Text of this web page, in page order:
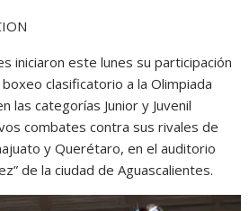
iniciaron este lunes su participación
clasificatorio a la Olimpiada
las categorías Junior y Juvenil
combates contra sus rivales de
y Querétaro, en el auditorio
de la ciudad de Aguascalientes.